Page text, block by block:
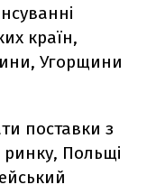
країн,
Угорщини
поставки з
Польщі